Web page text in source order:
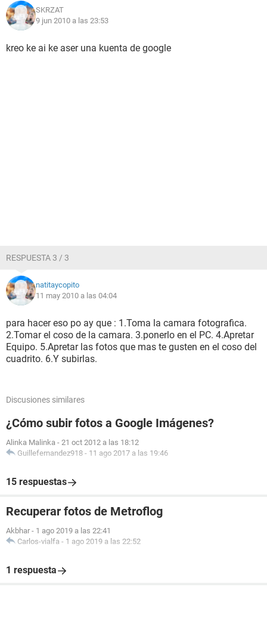
SKRZAT
9 jun 2010 a las 23:53
kreo ke ai ke aser una kuenta de google
RESPUESTA 3 / 3
natitaycopito
11 may 2010 a las 04:04
para hacer eso po ay que : 1.Toma la camara fotografica.
2.Tomar el coso de la camara. 3.ponerlo en el PC. 4.Apretar
Equipo. 5.Apretar las fotos que mas te gusten en el coso del
cuadrito. 6.Y subirlas.
Discusiones similares
¿Cómo subir fotos a Google Imágenes?
Alinka Malinka - 21 oct 2012 a las 18:12
Guillefernandez918 - 11 ago 2017 a las 19:46
15 respuestas
Recuperar fotos de Metroflog
Akbhar - 1 ago 2019 a las 22:41
Carlos-vialfa - 1 ago 2019 a las 22:52
1 respuesta